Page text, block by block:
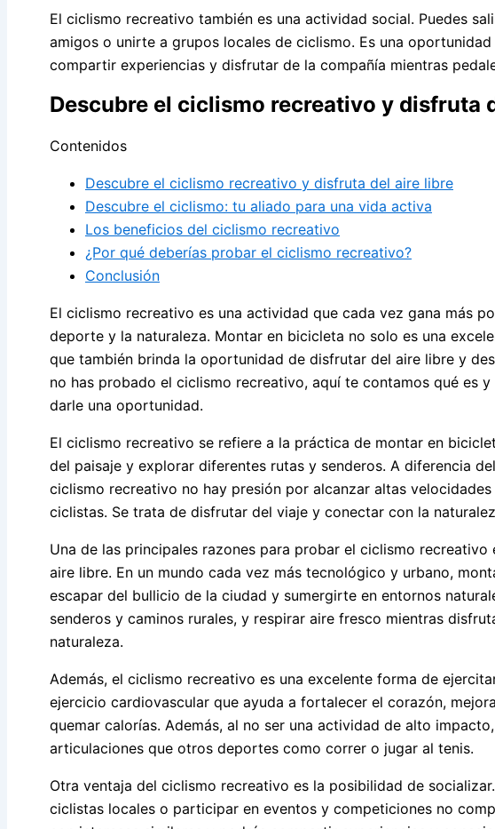
El ciclismo recreativo también es una actividad social. Puedes
amigos o unirte a grupos locales de ciclismo. Es una
compartir experiencias y disfrutar de la compañía mientras
Descubre el ciclismo recreativo y disfruta
Contenidos
Descubre el ciclismo recreativo y disfruta del aire libre
Descubre el ciclismo: tu aliado para una vida activa
Los beneficios del ciclismo recreativo
¿Por qué deberías probar el ciclismo recreativo?
Conclusión
El ciclismo recreativo es una actividad que cada vez gana más
deporte y la naturaleza. Montar en bicicleta no solo es una
que también brinda la oportunidad de disfrutar del aire libre y
no has probado el ciclismo recreativo, aquí te contamos qué es
darle una oportunidad.
El ciclismo recreativo se refiere a la práctica de montar en
del paisaje y explorar diferentes rutas y senderos. A diferencia
ciclismo recreativo no hay presión por alcanzar altas
ciclistas. Se trata de disfrutar del viaje y conectar con la
Una de las principales razones para probar el ciclismo
aire libre. En un mundo cada vez más tecnológico y urbano,
escapar del bullicio de la ciudad y sumergirte en entornos
senderos y caminos rurales, y respirar aire fresco mientras
naturaleza.
Además, el ciclismo recreativo es una excelente forma de
ejercicio cardiovascular que ayuda a fortalecer el corazón,
quemar calorías. Además, al no ser una actividad de alto
articulaciones que otros deportes como correr o jugar al tenis.
Otra ventaja del ciclismo recreativo es la posibilidad de
ciclistas locales o participar en eventos y competiciones no